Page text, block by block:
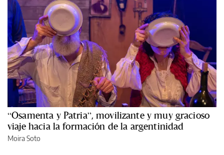
“Osamenta y Patria”, movilizante y muy gracioso
viaje hacia la formación de la argentinidad
Moira Soto